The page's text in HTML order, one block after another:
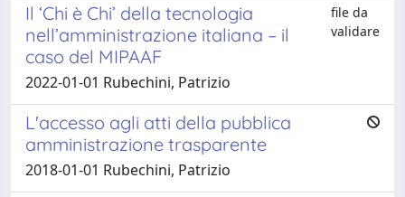
Il ‘Chi è Chi’ della tecnologia
nell’amministrazione italiana – il
caso del MIPAAF
file da
validare
2022-01-01 Rubechini, Patrizio
L'accesso agli atti della pubblica
amministrazione trasparente
2018-01-01 Rubechini, Patrizio